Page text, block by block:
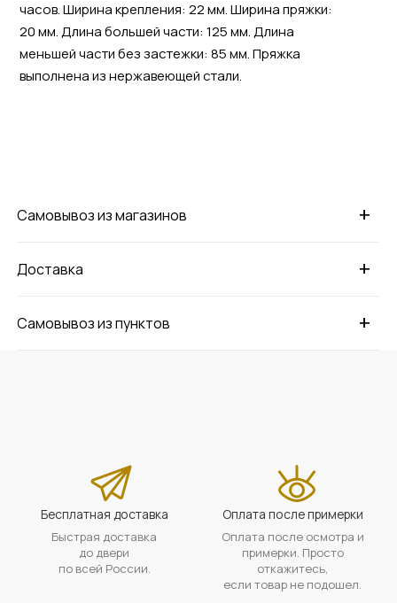
часов. Ширина крепления: 22 мм. Ширина пряжки:
20 мм. Длина большей части: 125 мм. Длина
меньшей части без застежки: 85 мм. Пряжка
выполнена из нержавеющей стали.
+
Самовывоз из магазинов
+
Доставка
+
Самовывоз из пунктов
Бесплатная доставка
Быстрая доставка
до двери
по всей России.
Оплата после примерки
Оплата после осмотра и
примерки. Просто
откажитесь,
если товар не подошел.